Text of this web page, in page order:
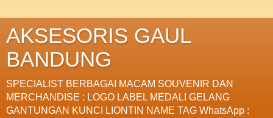
AKSESORIS GAUL
BANDUNG
SPECIALIST BERBAGAI MACAM SOUVENIR DAN
MERCHANDISE : LOGO LABEL MEDALI GELANG
GANTUNGAN KUNCI LIONTIN NAME TAG WhatsApp :